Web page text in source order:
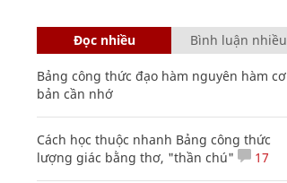
Đọc nhiều Bình luận nhiều
Bảng công thức đạo hàm nguyên hàm cơ
bản cần nhớ
Cách học thuộc nhanh Bảng công thức
lượng giác bằng thơ, "thần chú"
17